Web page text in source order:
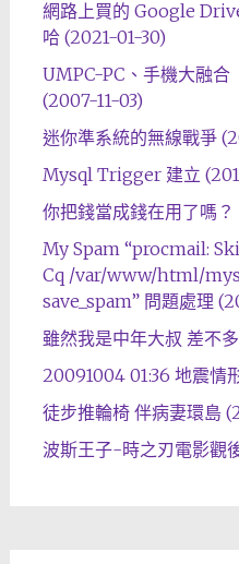
網路上買的 Google
哈 (2021-01-30)
UMPC-PC、手機大融
(2007-11-03)
迷你準系統的無線戰爭
Mysql Trigger 建立
你把錢當成錢在用了嗎
My Spam “procmail:
Cq /var/www/html/
save_spam” 問題處理
雖然我是中年大叔 差不
20091004 01:36 地震情
徒步推輪椅 伴病妻環島
波斯王子-時之刃電影觀